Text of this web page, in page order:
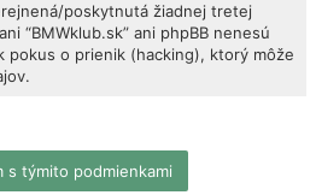
poskytnutá žiadnej tretej
“BMWklub.sk” ani phpBB nenesú
pokus o prienik (hacking), ktorý môže
s týmito podmienkami